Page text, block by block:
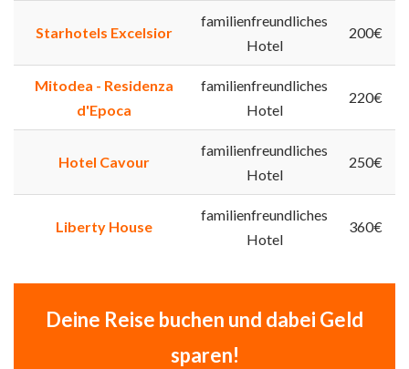
Starhotels Excelsior
familienfreundliches
Hotel
200€
Mitodea - Residenza
d'Epoca
familienfreundliches
Hotel
220€
Hotel Cavour
familienfreundliches
Hotel
250€
Liberty House
familienfreundliches
Hotel
360€
Deine Reise buchen und dabei Geld
sparen!